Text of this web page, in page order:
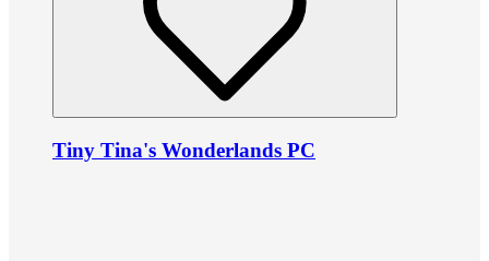
Tiny Tina's Wonderlands PC